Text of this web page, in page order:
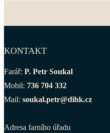
KONTAKT
Farář: P. Petr Soukal
Mobil: 736 704 332
Mail: soukal.petr@dihk.cz
Adresa farního úřadu